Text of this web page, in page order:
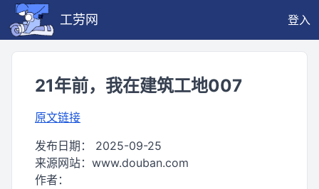
工劳网 登入
21年前，我在建筑工地007
原文链接
发布日期： 2025-09-25
来源网站： www.douban.com
作者：